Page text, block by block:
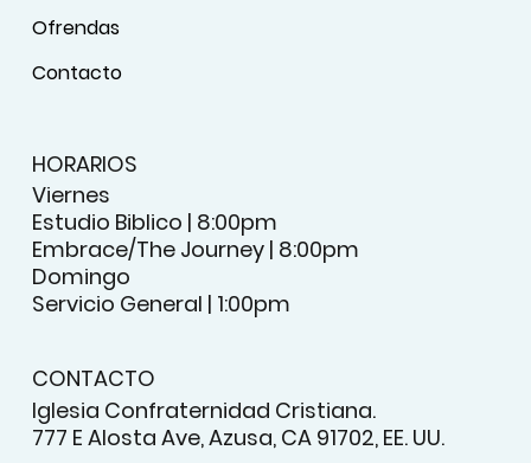
Ofrendas
Contacto
HORARIOS
Viernes
Estudio Biblico | 8:00pm
Embrace/The Journey | 8:00pm
Domingo
Servicio General | 1:00pm
CONTACTO
Iglesia Confraternidad Cristiana.
777 E Alosta Ave, Azusa, CA 91702, EE. UU.